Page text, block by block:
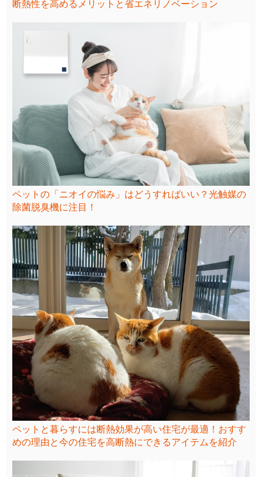
断熱性を高めるメリットと省エネリノベーション
ペットの「ニオイの悩み」はどうすればいい？光触媒の
除菌脱臭機に注目！
ペットと暮らすには断熱効果が高い住宅が最適！おすす
めの理由と今の住宅を高断熱にできるアイテムを紹介